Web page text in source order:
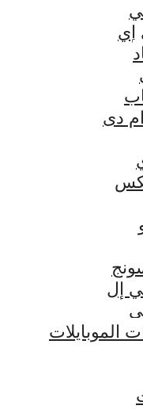
إي
دى
إل
الموبايلات